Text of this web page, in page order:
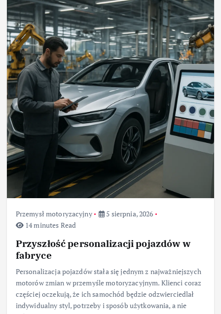
Przemysł motoryzacyjny
5 sierpnia, 2026
14 minutes Read
Przyszłość personalizacji pojazdów w
fabryce
Personalizacja pojazdów stała się jednym z najważniejszych
motorów zmian w przemyśle motoryzacyjnym. Klienci coraz
częściej oczekują, że ich samochód będzie odzwierciedlał
indywidualny styl, potrzeby i sposób użytkowania, a nie